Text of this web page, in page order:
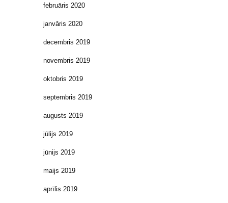
februāris 2020
janvāris 2020
decembris 2019
novembris 2019
oktobris 2019
septembris 2019
augusts 2019
jūlijs 2019
jūnijs 2019
maijs 2019
aprīlis 2019